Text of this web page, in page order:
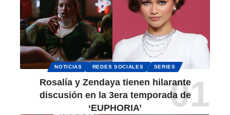
NOTICIAS REDES SOCIALES SERIES
Rosalía y Zendaya tienen hilarante
discusión en la 3era temporada de
‘EUPHORIA’